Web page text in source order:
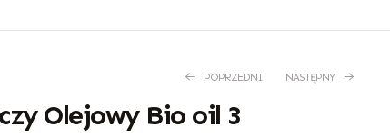
POPRZEDNI NASTĘPNY
Olejowy Bio oil 3